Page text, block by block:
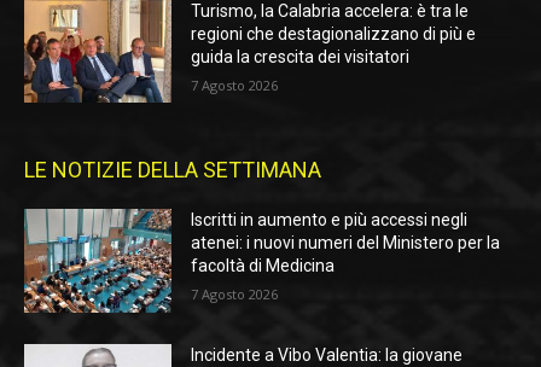
Turismo, la Calabria accelera: è tra le
regioni che destagionalizzano di più e
guida la crescita dei visitatori
7 Agosto 2026
LE NOTIZIE DELLA SETTIMANA
Iscritti in aumento e più accessi negli
atenei: i nuovi numeri del Ministero per la
facoltà di Medicina
7 Agosto 2026
Incidente a Vibo Valentia: la giovane